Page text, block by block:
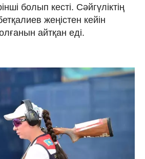
болып кесті. Сәйгүліктің
жеңістен кейін
айтқан еді.